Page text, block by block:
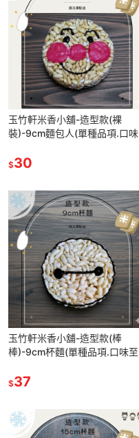
玉竹軒米香小舖-造型款(裸
裝)-9cm麵包人(單種品項.口味
$30
玉竹軒米香小舖-造型款(棒
棒)-9cm杯麵(單種品項.口味至
$37